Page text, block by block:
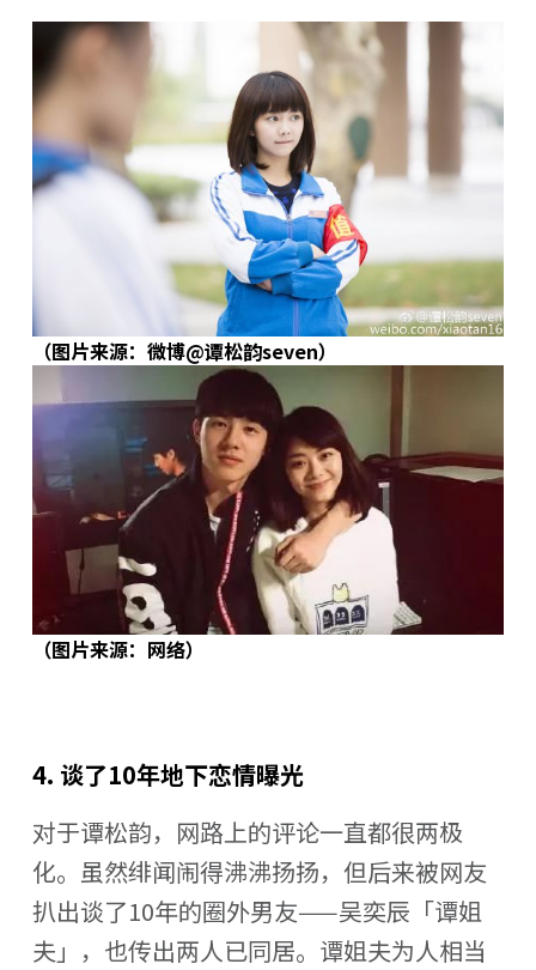
（图片来源：微博@谭松韵seven）
（图片来源：网络）
4. 谈了10年地下恋情曝光
对于谭松韵，网路上的评论一直都很两极
化。虽然绯闻闹得沸沸扬扬，但后来被网友
扒出谈了10年的圈外男友——吴奕辰「谭姐
夫」，也传出两人已同居。谭姐夫为人相当